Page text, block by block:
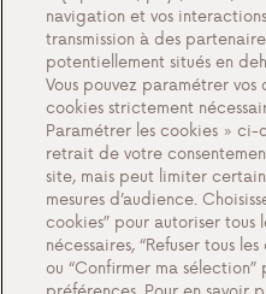
Travailler chez
Contact
Paramètres des cookies
Documents importants
Politique de
navigation et vos
transmission à des
potentiellement situés en
Vous pouvez paramétrer
cookies strictement
Paramétrer les cookies » ci-
retrait de votre
site, mais peut limiter
mesures d’audience.
cookies” pour autoriser tous
nécessaires, “Refuser tous
ou “Confirmer ma